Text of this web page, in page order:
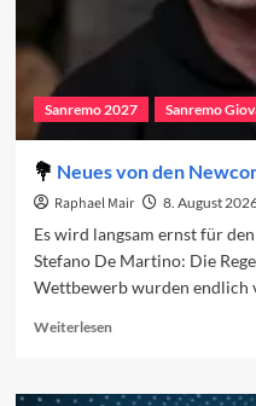
Sanremo 2027 Sanremo
Neues von den
Raphael Mair 8. August
Es wird langsam ernst für
Stefano De Martino: Die
Wettbewerb wurden
WeiterlesenRead
Neues